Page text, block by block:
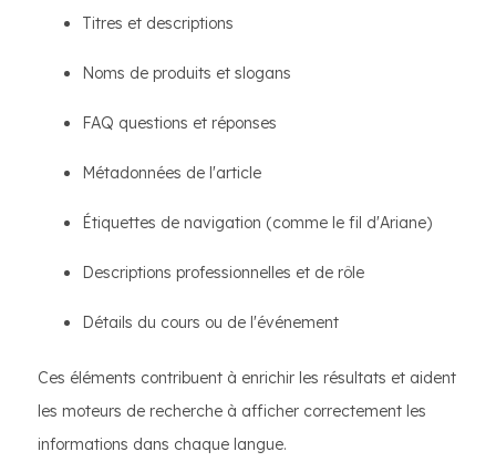
Titres et descriptions
Noms de produits et slogans
FAQ questions et réponses
Métadonnées de l'article
Étiquettes de navigation (comme le fil d'Ariane)
Descriptions professionnelles et de rôle
Détails du cours ou de l'événement
Ces éléments contribuent à enrichir les résultats et aident
les moteurs de recherche à afficher correctement les
informations dans chaque langue.